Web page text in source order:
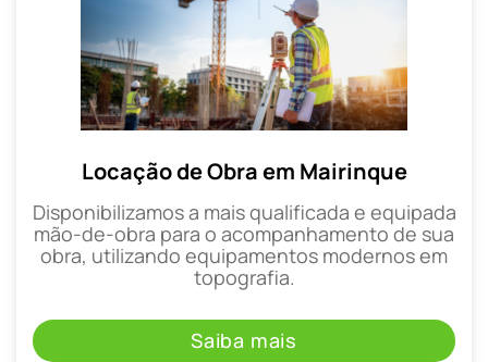
Locação de Obra em Mairinque
Disponibilizamos a mais qualificada e equipada
mão-de-obra para o acompanhamento de sua
obra, utilizando equipamentos modernos em
topografia.
Saiba mais